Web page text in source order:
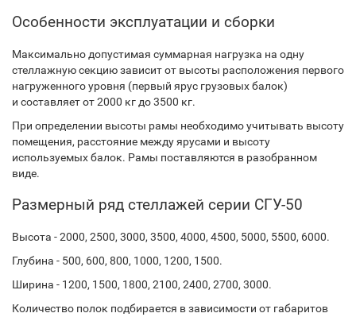
Особенности эксплуатации и сборки
Максимально допустимая суммарная нагрузка на одну
стеллажную секцию зависит от высоты расположения первого
нагруженного уровня (первый ярус грузовых балок)
и составляет от 2000 кг до 3500 кг.
При определении высоты рамы необходимо учитывать высоту
помещения, расстояние между ярусами и высоту
используемых балок. Рамы поставляются в разобранном
виде.
Размерный ряд стеллажей серии СГУ-50
Высота - 2000, 2500, 3000, 3500, 4000, 4500, 5000, 5500, 6000.
Глубина - 500, 600, 800, 1000, 1200, 1500.
Ширина - 1200, 1500, 1800, 2100, 2400, 2700, 3000.
Количество полок подбирается в зависимости от габаритов